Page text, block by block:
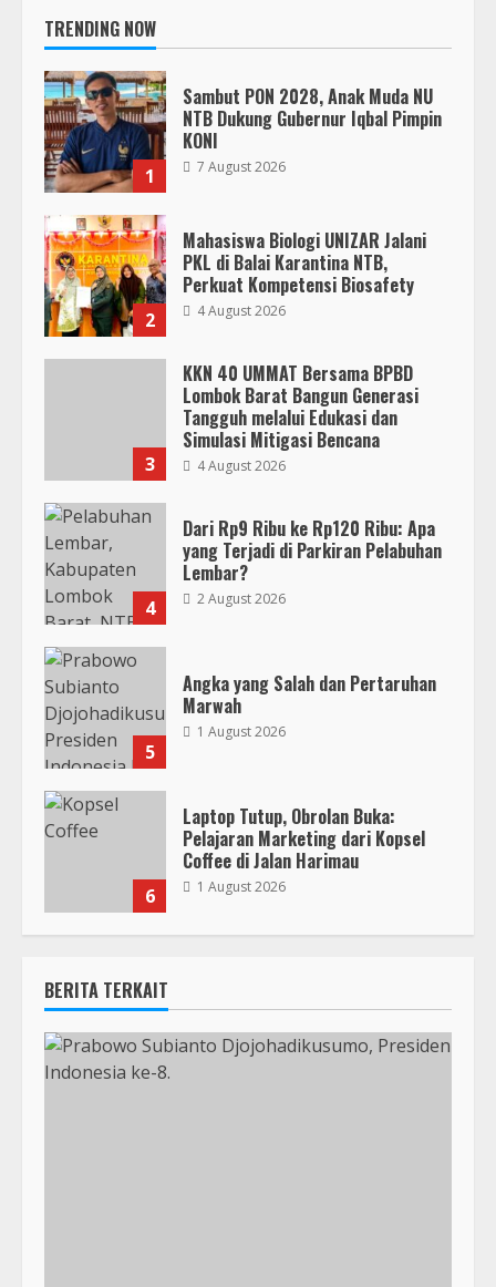
TRENDING NOW
1
Sambut PON 2028, Anak Muda NU
NTB Dukung Gubernur Iqbal Pimpin
KONI
7 August 2026
2
Mahasiswa Biologi UNIZAR Jalani
PKL di Balai Karantina NTB,
Perkuat Kompetensi Biosafety
4 August 2026
3
KKN 40 UMMAT Bersama BPBD
Lombok Barat Bangun Generasi
Tangguh melalui Edukasi dan
Simulasi Mitigasi Bencana
4 August 2026
4
Dari Rp9 Ribu ke Rp120 Ribu: Apa
yang Terjadi di Parkiran Pelabuhan
Lembar?
2 August 2026
5
Angka yang Salah dan Pertaruhan
Marwah
1 August 2026
6
Laptop Tutup, Obrolan Buka:
Pelajaran Marketing dari Kopsel
Coffee di Jalan Harimau
1 August 2026
BERITA TERKAIT